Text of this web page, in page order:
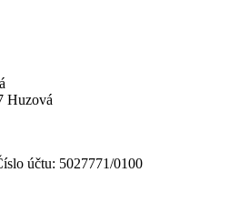
Huzová
účtu: 5027771/0100